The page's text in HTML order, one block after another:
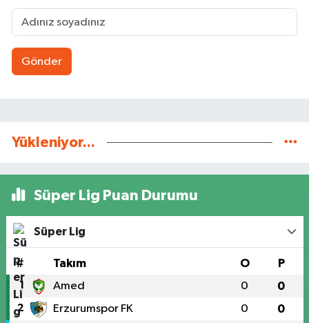
Gönder
Yükleniyor...
Süper Lig Puan Durumu
Süper Lig
# Takım O P
1 Amed 0 0
2 Erzurumspor FK 0 0